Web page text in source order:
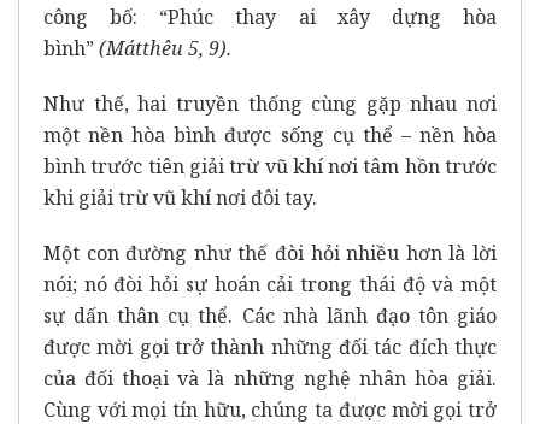
công bố: “Phúc thay ai xây dựng hòa
bình”(Mátthêu 5, 9).
Như thế, hai truyền thống cùng gặp nhau nơi
một nền hòa bình được sống cụ thể – nền hòa
bình trước tiên giải trừ vũ khí nơi tâm hồn trước
khi giải trừ vũ khí nơi đôi tay.
Một con đường như thế đòi hỏi nhiều hơn là lời
nói; nó đòi hỏi sự hoán cải trong thái độ và một
sự dấn thân cụ thể. Các nhà lãnh đạo tôn giáo
được mời gọi trở thành những đối tác đích thực
của đối thoại và là những nghệ nhân hòa giải.
Cùng với mọi tín hữu, chúng ta được mời gọi trở